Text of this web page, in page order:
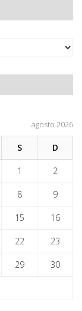
agosto 2026
S D
1 2
8 9
15 16
22 23
29 30